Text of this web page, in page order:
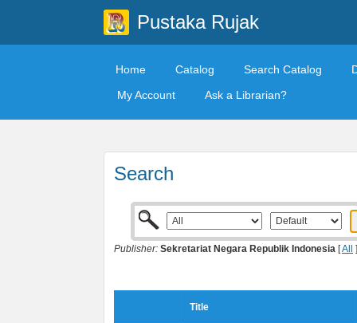
Pustaka Rujak
Home Catalog Search Catalog
My Account
Ask a Librarian?
Search
Publisher: Sekretariat Negara Republik Indonesia [All ]
Title